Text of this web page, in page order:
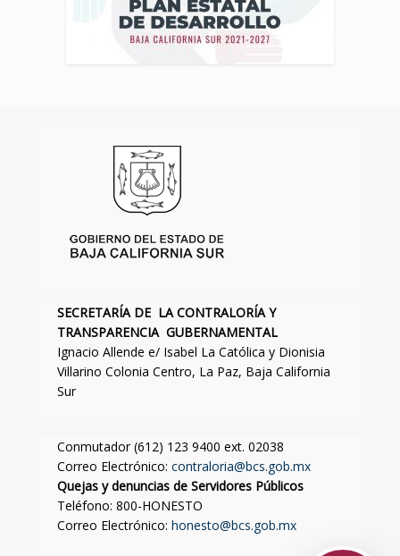
SECRETARÍA DE LA CONTRALORÍA Y
TRANSPARENCIA GUBERNAMENTAL
Ignacio Allende e/ Isabel La Católica y Dionisia
Villarino Colonia Centro, La Paz, Baja California
Sur
Conmutador (612) 123 9400 ext. 02038
Correo Electrónico: contraloria@bcs.gob.mx
Quejas y denuncias de Servidores Públicos
Teléfono: 800-HONESTO
Correo Electrónico: honesto@bcs.gob.mx